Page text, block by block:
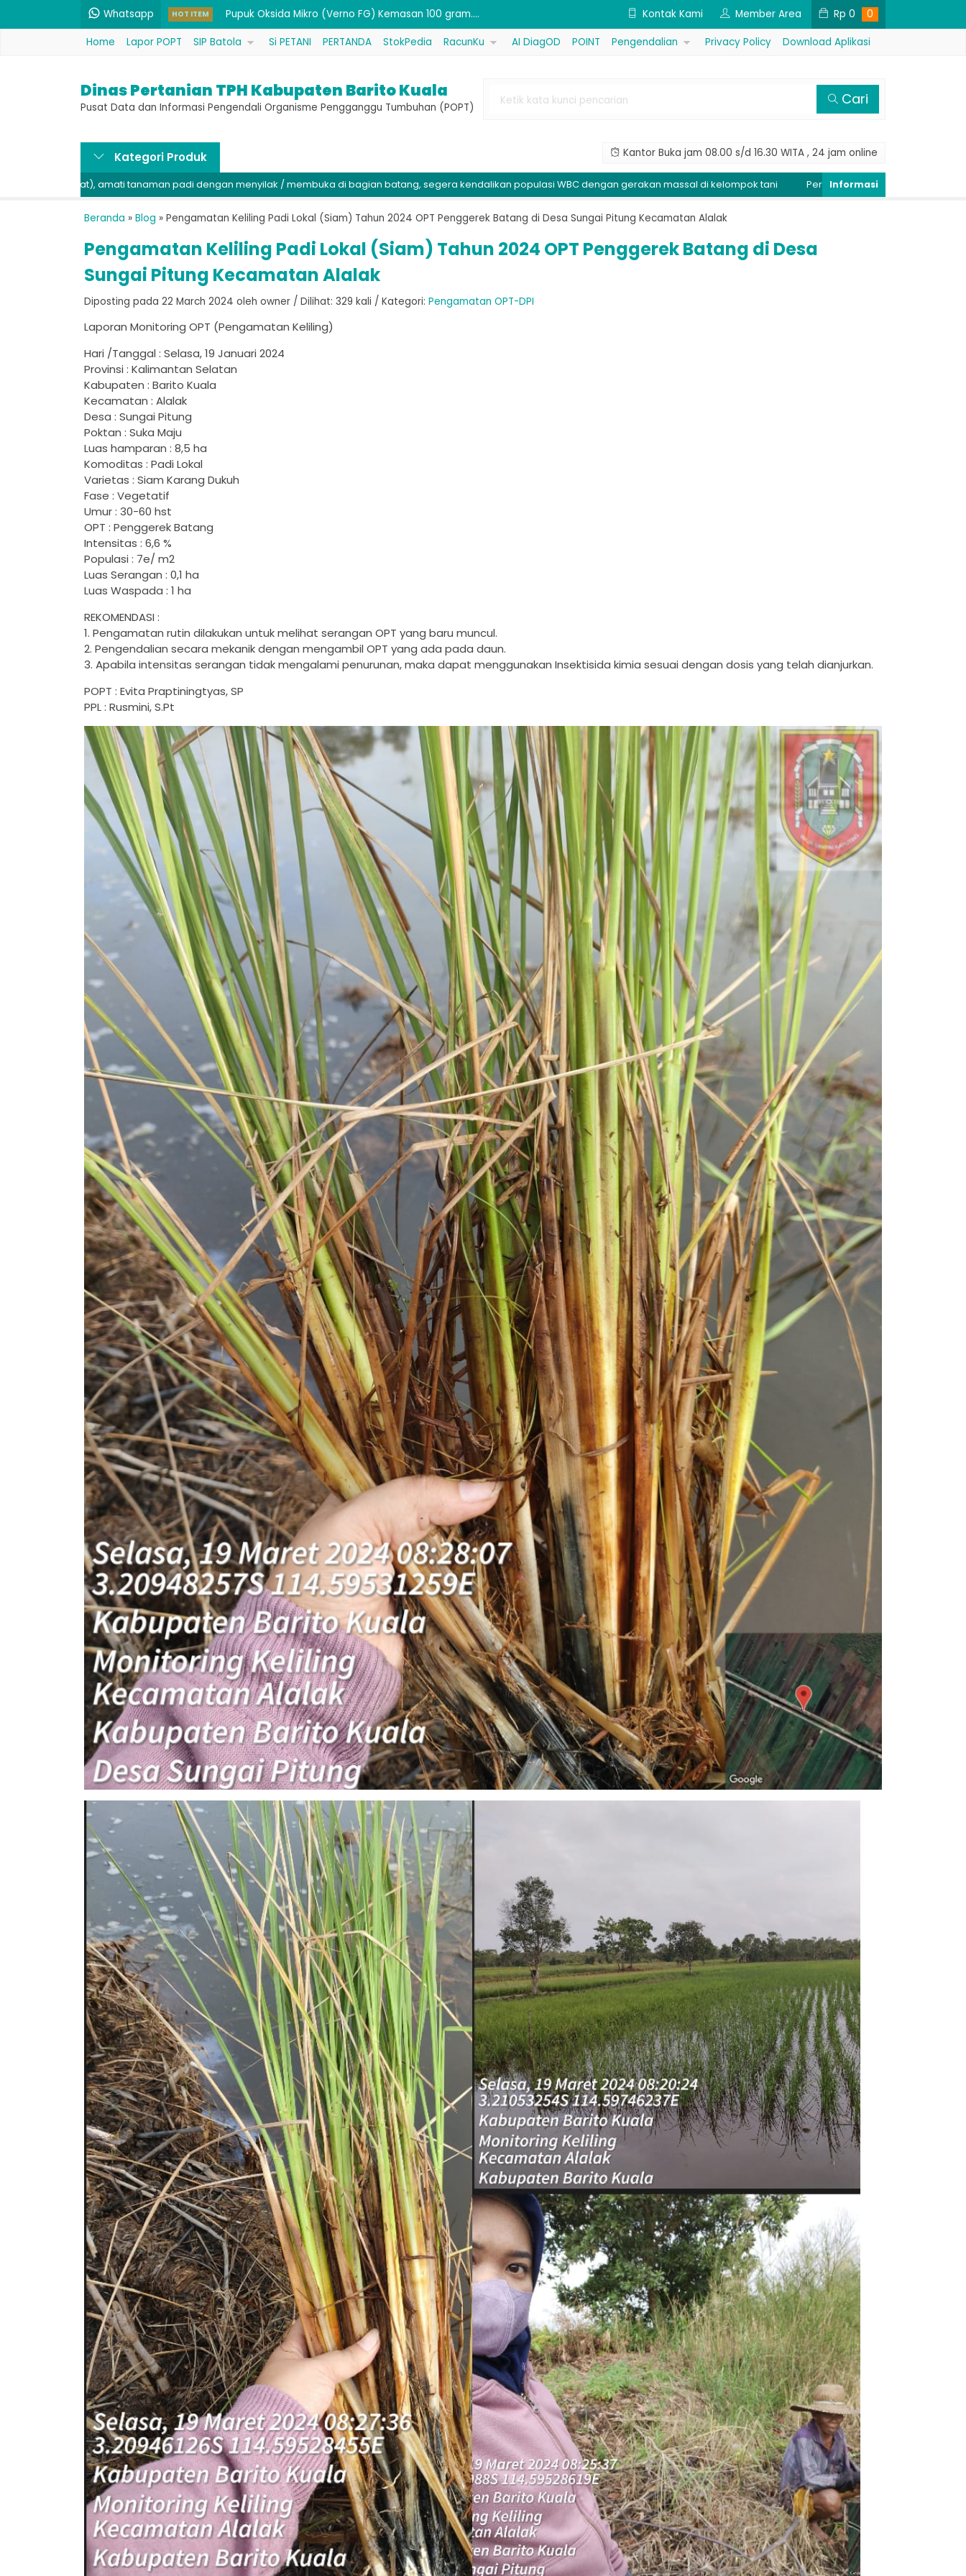
Whatsapp HOT ITEM Belerang 1 kg (Bahan Bubur California)....
Insektisida Bahan Aktif Dimehipo (Sidatan) Kemasan....
Pupuk P 52% & K 34% (MKP) Kemasan 1 kg....
Fungisida Bahan Aktif Propineb (Antracol) Kemasan ....
Pupuk Oksida Mikro (Verno FG) Kemasan 100 gram....
Kontak Kami Member Area Rp 0 0
Home Lapor POPT SIP Batola Si PETANI PERTANDA StokPedia RacunKu AI DiagOD POINT Pengendalian Privacy Policy Download Aplikasi
Dinas Pertanian TPH Kabupaten Barito Kuala
Pusat Data dan Informasi Pengendali Organisme Pengganggu Tumbuhan (POPT) Cari
Kategori Produk Kantor Buka jam 08.00 s/d 16.30 WITA , 24 jam online
amati tanaman padi dengan menyilak / membuka di bagian batang, segera kendalikan populasi WBC dengan gerakan massal di kelompok tani Peringatan Dini Penyakit Tungro, Kendalikan
Beranda » Blog » Pengamatan Keliling Padi Lokal (Siam) Tahun 2024 OPT Penggerek Batang di Desa Sungai Pitung Kecamatan Alalak
Pengamatan Keliling Padi Lokal (Siam) Tahun 2024 OPT Penggerek Batang di Desa
Sungai Pitung Kecamatan Alalak
Diposting pada 22 March 2024 oleh owner / Dilihat: 329 kali / Kategori: Pengamatan OPT-DPI
Laporan Monitoring OPT (Pengamatan Keliling)
Hari /Tanggal : Selasa, 19 Januari 2024
Provinsi : Kalimantan Selatan
Kabupaten : Barito Kuala
Kecamatan : Alalak
Desa : Sungai Pitung
Poktan : Suka Maju
Luas hamparan : 8,5 ha
Komoditas : Padi Lokal
Varietas : Siam Karang Dukuh
Fase : Vegetatif
Umur : 30-60 hst
OPT : Penggerek Batang
Intensitas : 6,6 %
Populasi : 7e/ m2
Luas Serangan : 0,1 ha
Luas Waspada : 1 ha
REKOMENDASI :
1. Pengamatan rutin dilakukan untuk melihat serangan OPT yang baru muncul.
2. ⁠Pengendalian secara mekanik dengan mengambil OPT yang ada pada daun.
3. Apabila intensitas serangan tidak mengalami penurunan, maka dapat menggunakan Insektisida kimia sesuai dengan dosis yang telah dianjurkan.
POPT : Evita Praptiningtyas, SP
PPL : Rusmini, S.Pt